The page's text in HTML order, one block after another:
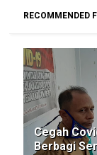
RECOMMENDED
Cegah
Berbagi